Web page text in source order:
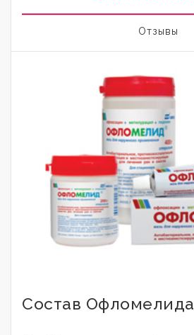
Отзывы
Состав Офломелида